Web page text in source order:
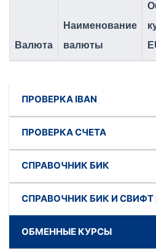
Валюта
Наименование
валюты
ПРОВЕРКА IBAN
ПРОВЕРКА СЧЕТА
СПРАВОЧНИК БИК
СПРАВОЧНИК БИК И СВИФТ
ОБМЕННЫЕ КУРСЫ